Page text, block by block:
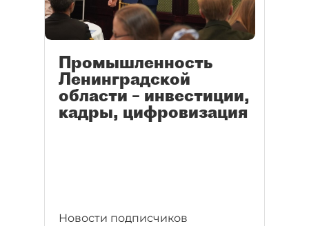
Промышленность
Ленинградской
области – инвестиции,
кадры, цифровизация
Новости подписчиков